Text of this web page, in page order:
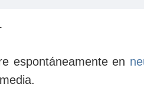
espontáneamente en